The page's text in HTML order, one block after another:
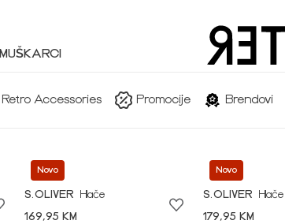
MUŠKARCI
Retro Accessories Promocije Brendovi
Novo
S.OLIVER
Hlače
169,95 KM
Novo
S.OLIVER
Hlače
179,95 KM